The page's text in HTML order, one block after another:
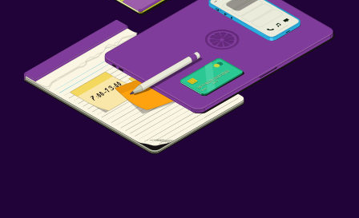
Piscina con vista
Zona de trabajo
Fax/fotocopiadora